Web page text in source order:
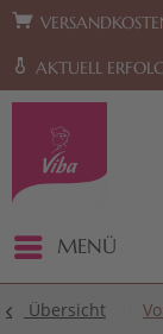
Zur
AKTUELL
MENÜ
Übersicht